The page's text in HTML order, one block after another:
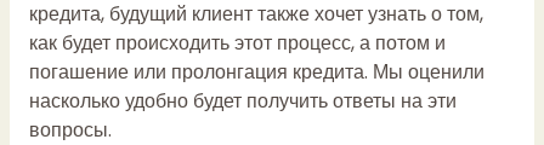
кредита, будущий клиент также хочет узнать о том,
как будет происходить этот процесс, а потом и
погашение или пролонгация кредита. Мы оценили
насколько удобно будет получить ответы на эти
вопросы.